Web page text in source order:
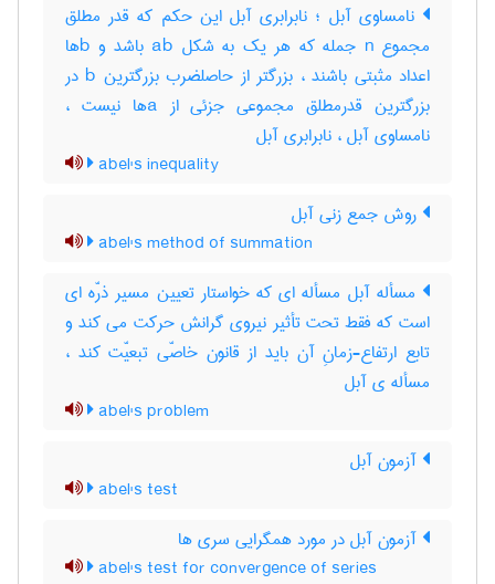
نامساوی آبل ؛ نابرابری آبل این حکم که قدر مطلق
مجموع n جمله که هر یک به شکل ab باشد و bها
اعداد مثبتی باشند ، بزرگتر از حاصلضرب بزرگترین b در
بزرگترین قدرمطلق مجموعی جزئی از aها نیست ،
نامساوی آبل ، نابرابری آبل
abel's inequality
روش جمع زنی آبل
abel's method of summation
مسأله آبل مسأله ای که خواستار تعیین مسیر ذرّه ای
است که فقط تحت تأثیر نیروی گرانش حرکت می کند و
تابع ارتفاع-زمانِ آن باید از قانون خاصّی تبعیّت کند ،
مسأله ی آبل
abel's problem
آزمون آبل
abel's test
آزمون آبل در مورد همگرایی سری ها
abel's test for convergence of series